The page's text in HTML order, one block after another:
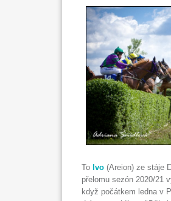
To Ivo (Areion) ze stáje
přelomu sezón 2020/21
když počátkem ledna v